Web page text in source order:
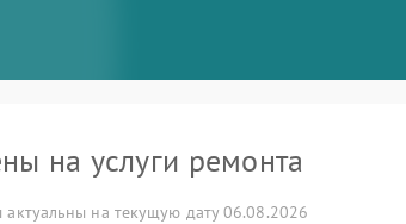
на услуги ремонта
актуальны на текущую дату 06.08.2026